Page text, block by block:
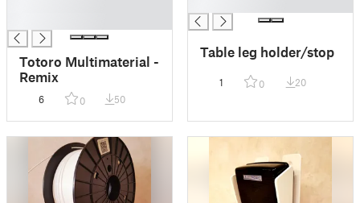
Totoro Multimaterial -
Remix
6 0 50
Table leg holder/stop
1 0 20